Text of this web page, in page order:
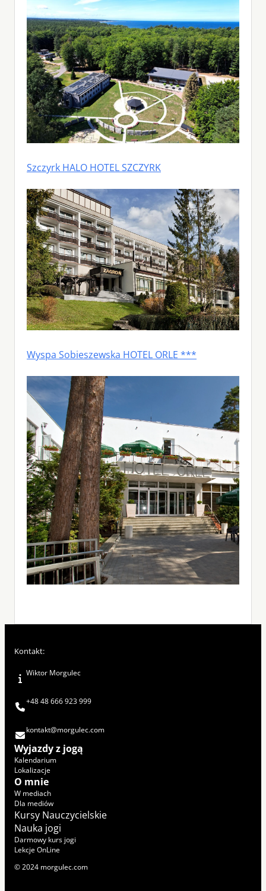
Szczyrk HALO HOTEL SZCZYRK
Wyspa Sobieszewska HOTEL ORLE ***
Kontakt:
Wiktor Morgulec
+48 48 666 923 999
kontakt@morgulec.com
Wyjazdy z jogą
Kalendarium
Lokalizacje
O mnie
W mediach
Dla mediów
Kursy Nauczycielskie
Nauka jogi
Darmowy kurs jogi
Lekcje OnLine
© 2024 morgulec.com